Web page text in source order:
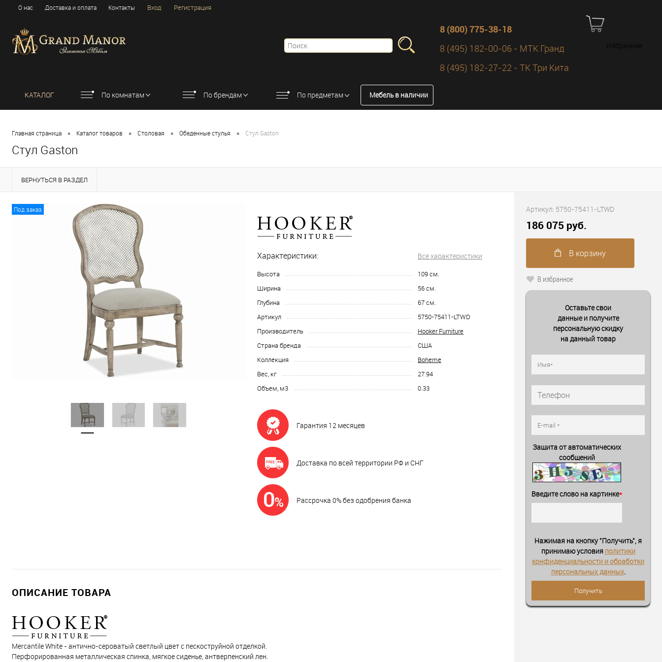
О нас Доставка и оплата Контакты Вход Регистрация
8 (800) 775-38-18
8 (495) 182-00-06 - МТК Гранд
8 (495) 182-27-22 - ТК Три Кита
Избранное
КАТАЛОГ По комнатам По брендам По предметам Мебель в наличии
Главная страница • Каталог товаров • Столовая • Обеденные стулья • Стул Gaston
Стул Gaston
ВЕРНУТЬСЯ В РАЗДЕЛ
Под заказ
Характеристики: Все характеристики
Высота 109см.
Ширина
56см.
Глубина
67см.
Артикул
5750-75411-LTWD
Производитель
Hooker Furniture
Страна бренда
США
Коллекция
Boheme
Вес, кг
27.94
Объем, м3
0.33
Гарантия 12 месяцев
Доставка по всей территории РФ и СНГ
Рассрочка 0% без одобрения банка
ОПИСАНИЕ ТОВАРА
Mercantile White - антично-сероватый светлый цвет с пескоструйной отделкой.
Перфорированная металлическая спинка, мягкое сиденье, антверпенский лен.
Артикул: 5750-75411-LTWD
186 075 руб.
В корзину
В избранное
Оставьте свои
данные и получите
персональную скидку
на данный товар
Защита от автоматических
сообщений
Введите слово на картинке*
Нажимая на кнопку "Получить", я
принимаю условия политики
конфиденциальности и обработки
персональных данных.